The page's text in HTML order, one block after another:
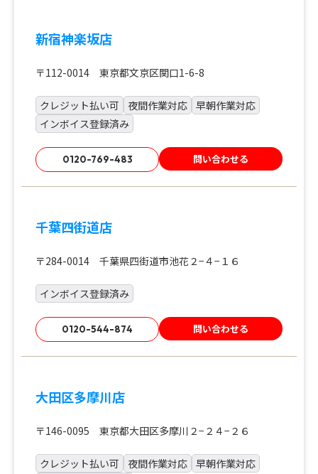
新宿神楽坂店
〒112-0014 東京都文京区関口1-6-8
クレジット払い可 夜間作業対応 早朝作業対応
インボイス登録済み
0120-769-483 問い合わせる
千葉四街道店
〒284-0014 千葉県四街道市池花２−４−１６
インボイス登録済み
0120-544-874 問い合わせる
大田区多摩川店
〒146-0095 東京都大田区多摩川２−２４−２６
クレジット払い可 夜間作業対応 早朝作業対応